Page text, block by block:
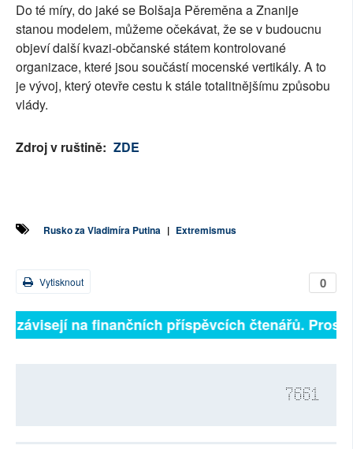
Do té míry, do jaké se Bolšaja Pěreměna a Znanije
stanou modelem, můžeme očekávat, že se v budoucnu
objeví další kvazi-občanské státem kontrolované
organizace, které jsou součástí mocenské vertikály. A to
je vývoj, který otevře cestu k stále totalitnějšímu způsobu
vlády.
Zdroj v ruštině: ZDE
Rusko za Vladimíra Putina | Extremismus
0
Vytisknout
závisejí na finančních příspěvcích čtenářů.
7661